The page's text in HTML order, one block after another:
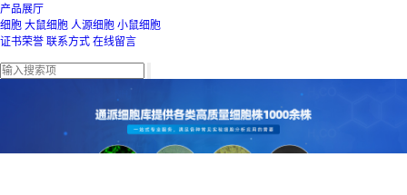
产品展厅
细胞 大鼠细胞 人源细胞 小鼠细胞
证书荣誉 联系方式 在线留言